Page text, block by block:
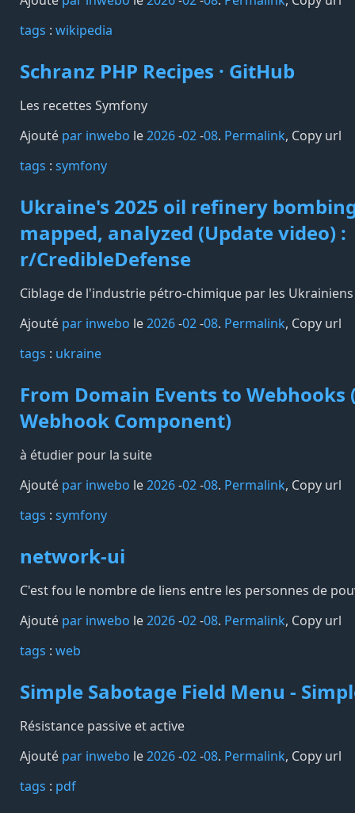
tags️ : wikipedia
Schranz PHP Recipes · GitHub
Les recettes Symfony
Ajouté par inwebo le2026-02-08. Permalink, Copy url
tags️ : symfony
Ukraine's 2025 oil refinery
mapped, analyzed (Update video) :
r/CredibleDefense
Ciblage de l'industrie pétro-chimique par les Ukrainiens
Ajouté par inwebo le2026-02-08. Permalink, Copy url
tags️ : ukraine
From Domain Events to Webhooks
Webhook Component)
à étudier pour la suite
Ajouté par inwebo le2026-02-08. Permalink, Copy url
tags️ : symfony
network-ui
C'est fou le nombre de liens entre les personnes de
Ajouté par inwebo le2026-02-08. Permalink, Copy url
tags️ : web
Simple Sabotage Field Menu -
Résistance passive et active
Ajouté par inwebo le2026-02-08. Permalink, Copy url
tags️ : pdf